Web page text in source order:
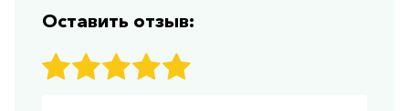
Оставить отзыв: